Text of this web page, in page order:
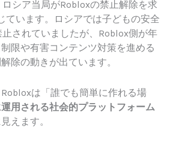
シア当局がRobloxの禁止解除を求
ています。ロシアでは子どもの安全
されていましたが、Roblox側が年
限や有害コンテンツ対策を進める
除の動きが出ています。
は「誰でも簡単に作れる場
用される社会的プラットフォーム
えます。